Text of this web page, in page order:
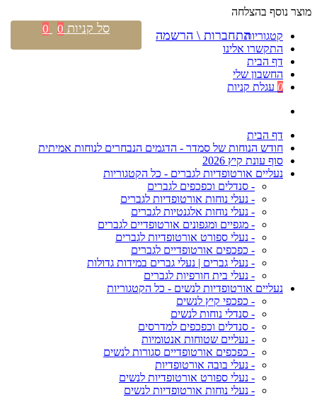
מוצר נוסף בהצלחה
קטגוריות
התקשרו אלינו
דף הבית
החשבון שלי
0 עגלת קניות
דף הבית
חודש הנוחות של סמדר - הדגמים הנבחרים לנוחות אמיתית
סוף עונת קיץ 2026
נעליים אורטופדיות לגברים - כל הקטגוריות
- סנדלים וכפכפים לגברים
- נעלי נוחות אורטופדיות לגברים
- נעלי נוחות אלגנטיות לגברים
- מגפיים ומגפונים אורטופדיים לגברים
- נעלי ספורט אורטופדיות לגברים
- כפכפים אורטופדיים לגברים
- נעלי גברים | נעלי גברים במידות גדולות
- נעלי בית חורפיות לגברים
נעליים אורטופדיות לנשים - כל הקטגוריות
- כפכפי קיץ לנשים
- סנדלי נוחות לנשים
- סנדלים וכפכפים למדרסים
- נעליים שטוחות אנטומיות
- כפכפים אורטופדיים סגורות לנשים
- נעלי בובה אורטופדיות
- נעלי ספורט אורטופדיות לנשים
- נעלי נוחות אורטופדיות לנשים
התחברות \ הרשמה סל קניות 0
0